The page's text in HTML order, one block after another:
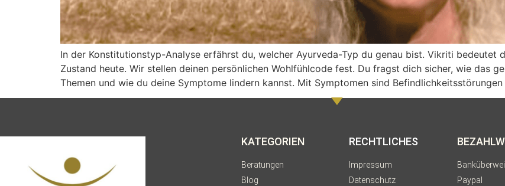
In der Konstitutionstyp-Analyse erfährst du, welcher Ayurveda-Typ du genau bist. Vikriti bedeutet
Zustand heute. Wir stellen deinen persönlichen Wohlfühlcode fest. Du fragst dich sicher, wie das
Themen und wie du deine Symptome lindern kannst. Mit Symptomen sind
KATEGORIEN
Beratungen
Blog
RECHTLICHES
Impressum
Datenschutz
Paypal